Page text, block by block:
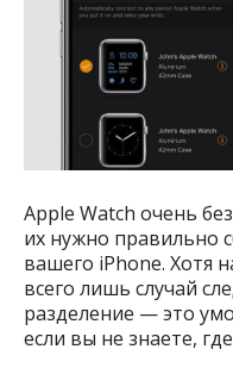
Apple Watch очень
их нужно правильно
вашего iPhone. Хотя
всего лишь случай
разделение — это
если вы не знаете,